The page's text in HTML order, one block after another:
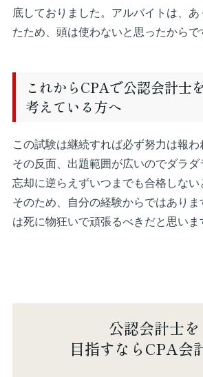
底しておりました。アルバイトは、あ
たため、頭は使わないと思ったからで
これからCPAで公認会計士
考えている方へ
この試験は継続すれば必ず努力は報わ
その反面、出題範囲が広いのでダラ
忘却に逆らえずいつまでも合格しない
そのため、自分の経験からではあり
は死に物狂いで頑張るべきだと思いま
公認会計士を
目指すならCPA会